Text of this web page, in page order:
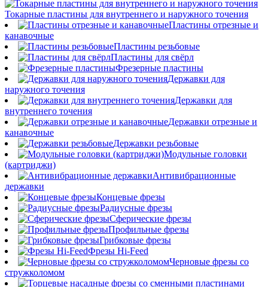
Токарные пластины для внутреннего и наружного точения
Пластины отрезные и
канавочные
Пластины резьбовые
Пластины для свёрл
Фрезерные пластины
Державки для
наружного точения
Державки для
внутреннего точения
Державки отрезные и
канавочные
Державки резьбовые
Модульные головки
(картриджи)
Антивибрационные
державки
Концевые фрезы
Радиусные фрезы
Сферические фрезы
Профильные фрезы
Грибковые фрезы
Фрезы Hi-Feed
Черновые фрезы со
стружколомом